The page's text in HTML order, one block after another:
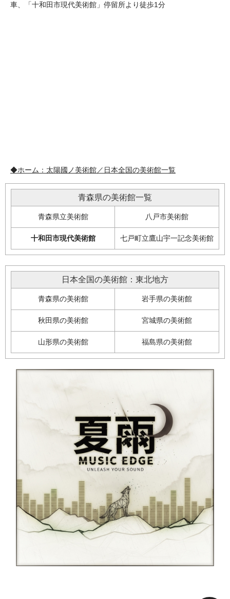
車、「十和田市現代美術館」停留所より徒歩1分
◆ホーム：太陽國ノ美術館／日本全国の美術館一覧
青森県の美術館一覧
青森県立美術館 八戸市美術館
十和田市現代美術館 七戸町立鷹山宇一記念美術館
日本全国の美術館：東北地方
青森県の美術館 岩手県の美術館
秋田県の美術館 宮城県の美術館
山形県の美術館 福島県の美術館